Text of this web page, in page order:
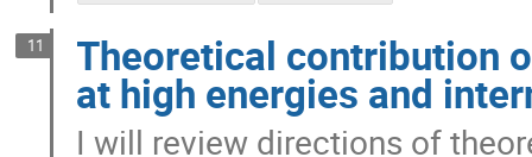
11 Theoretical contribution
at high energies and
I will review directions of